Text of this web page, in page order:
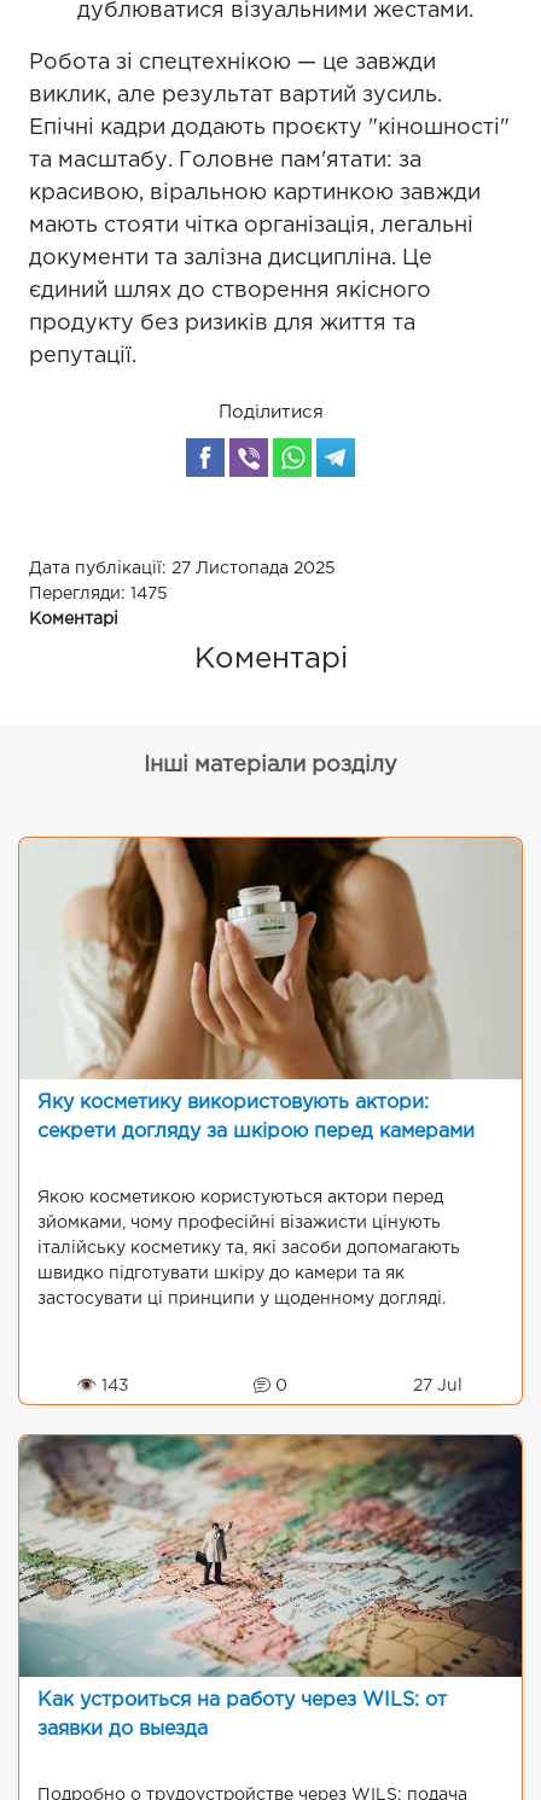
дублюватися візуальними жестами.
Робота зі спецтехнікою — це завжди
виклик, але результат вартий зусиль.
Епічні кадри додають проєкту "кіношності"
та масштабу. Головне пам'ятати: за
красивою, віральною картинкою завжди
мають стояти чітка організація, легальні
документи та залізна дисципліна. Це
єдиний шлях до створення якісного
продукту без ризиків для життя та
репутації.
Поділитися
Дата публікації: 27 Листопада 2025
Перегляди: 1475
Коментарі
Коментарі
Інші матеріали розділу
Яку косметику використовують актори:
секрети догляду за шкірою перед камерами
Якою косметикою користуються актори перед
зйомками, чому професійні візажисти цінують
італійську косметику та, які засоби допомагають
швидко підготувати шкіру до камери та як
застосувати ці принципи у щоденному догляді.
👁 143 0 27 Jul
Как устроиться на работу через WILS: от
заявки до выезда
Подробно о трудоустройстве через WILS: подача